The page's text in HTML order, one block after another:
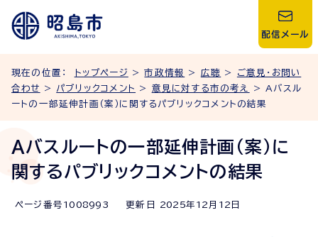
配信メール
現在の位置： トップページ >市政情報 > 広聴 > ご意見・お問い
合わせ
> パブリックコメント > 意見に対する市の考え
> Aバスル
ートの一部延伸計画（案）に関するパブリックコメントの結果
Aバスルートの一部延伸計画（案）に
関するパブリックコメントの結果
ページ番号 1008993 更新日 2025年 12 月 12 日